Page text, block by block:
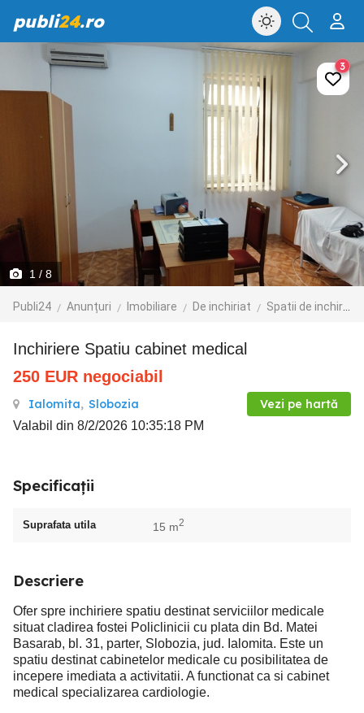
publi24.ro
1 / 8
Publi24 Anunțuri Imobiliare De inchiriat Spatii de inchiriat
3
Inchiriere Spatiu cabinet medical
250 EUR negociabil
Ialomita, Slobozia Vezi pe hartă
Valabil din 8/2/2026 10:35:18 PM
Specificații
Suprafata utila 15 m2
Descriere
Ofer spre inchiriere spatiu destinat serviciilor medicale
situat cladirea fostei Policlinicii cu plata din Bd. Matei
Basarab, bl. 31, parter, Slobozia, jud. Ialomita. Este un
spatiu destinat cabinetelor medicale cu posibilitatea de
incepere imediata a activitatii. A functionat ca si cabinet
medical specializarea cardiologie.